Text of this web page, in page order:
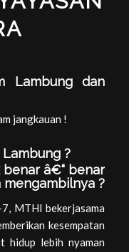
Lambung dan
jangkauan !
?
â€“ benar
mengambilnya ?
MTHI bekerjasama
kesempatan
hidup lebih nyaman